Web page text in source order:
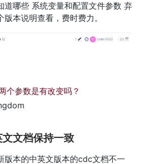
道哪些 系统变量和配置文件参数 弃
版本说明查看，费时费力。
个参数是有改变吗？
文档保持一致
版本的中英文版本的cdc文档不一